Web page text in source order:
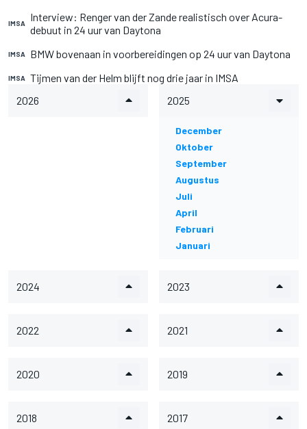
IMSA
Interview: Renger van der Zande realistisch over Acura-
debuut in 24 uur van Daytona
IMSA BMW bovenaan in voorbereidingen op 24 uur van Daytona
IMSA
Tijmen van der Helm blijft nog drie jaar in IMSA
2026
2025
December
Oktober
September
Augustus
Juli
April
Februari
Januari
2024 2023
2022 2021
2020 2019
2018 2017